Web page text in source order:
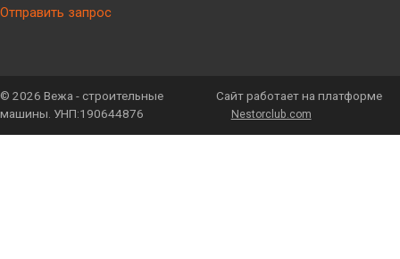
Отправить запрос
© 2026 Вежа - строительные
машины. УНП:190644876
Сайт работает на платформе
Nestorclub.com